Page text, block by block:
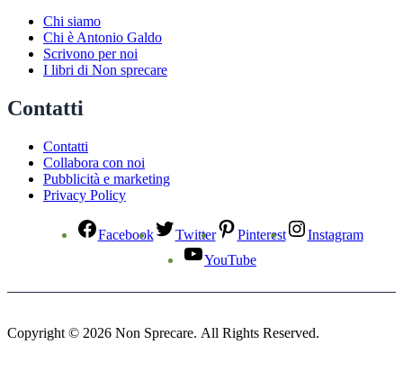
Chi siamo
Chi è Antonio Galdo
Scrivono per noi
I libri di Non sprecare
Contatti
Contatti
Collabora con noi
Pubblicità e marketing
Privacy Policy
Facebook Twitter Pinterest
Instagram
YouTube
Copyright © 2026 Non Sprecare. All Rights Reserved.